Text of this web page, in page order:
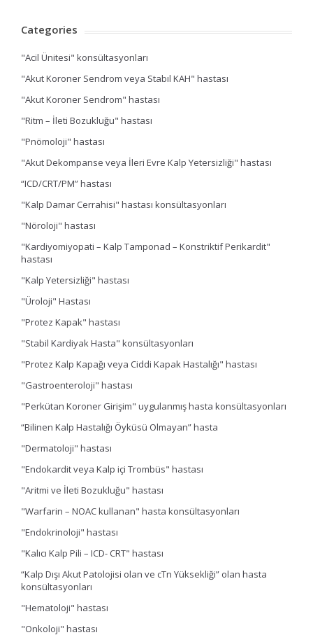
Categories
"Acil Ünitesi" konsültasyonları
"Akut Koroner Sendrom veya Stabıl KAH" hastası
"Akut Koroner Sendrom" hastası
"Ritm – İleti Bozukluğu" hastası
"Pnömoloji" hastası
"Akut Dekompanse veya İleri Evre Kalp Yetersizliği" hastası
“ICD/CRT/PM” hastası
"Kalp Damar Cerrahisi" hastası konsültasyonları
"Nöroloji" hastası
"Kardiyomiyopati – Kalp Tamponad – Konstriktif Perikardit"
hastası
"Kalp Yetersizliği" hastası
"Üroloji" Hastası
"Protez Kapak" hastası
"Stabil Kardiyak Hasta" konsültasyonları
"Protez Kalp Kapağı veya Ciddi Kapak Hastalığı" hastası
"Gastroenteroloji" hastası
"Perkütan Koroner Girişim" uygulanmış hasta konsültasyonları
“Bilinen Kalp Hastalığı Öyküsü Olmayan” hasta
"Dermatoloji" hastası
"Endokardit veya Kalp içi Trombüs" hastası
"Aritmi ve İleti Bozukluğu" hastası
"Warfarin – NOAC kullanan" hasta konsültasyonları
"Endokrinoloji" hastası
"Kalıcı Kalp Pili – ICD- CRT" hastası
“Kalp Dışı Akut Patolojisi olan ve cTn Yüksekliği” olan hasta
konsültasyonları
"Hematoloji" hastası
"Onkoloji" hastası